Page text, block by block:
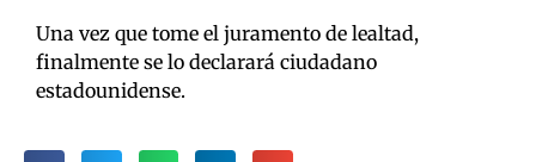
Una vez que tome el juramento de lealtad,
finalmente se lo declarará ciudadano
estadounidense.